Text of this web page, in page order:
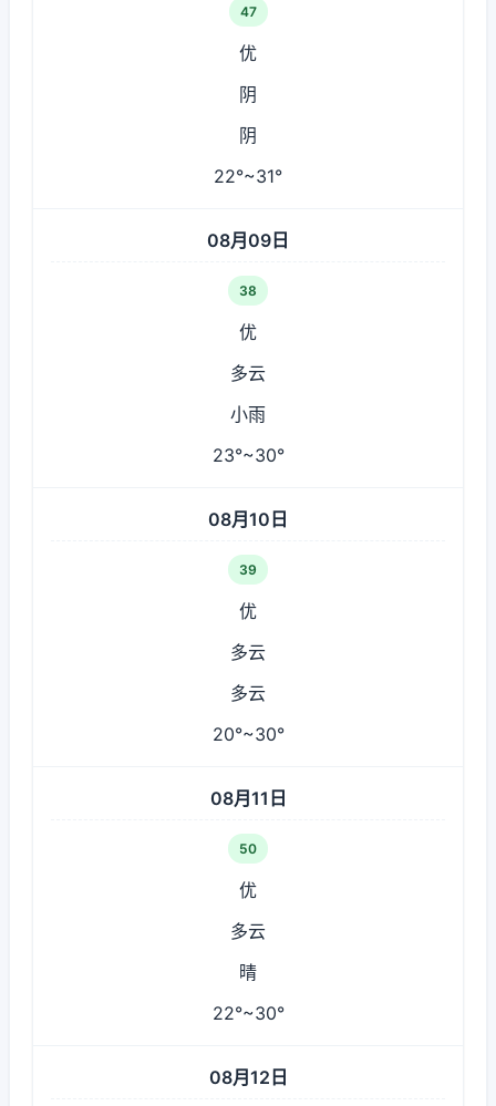
47
优
阴
阴
22°~31°
08月09日
38
优
多云
小雨
23°~30°
08月10日
39
优
多云
多云
20°~30°
08月11日
50
优
多云
晴
22°~30°
08月12日